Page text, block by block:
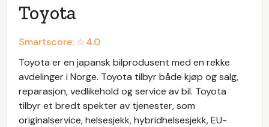
Toyota
Smartscore: ☆4.0
Toyota er en japansk bilprodusent med en rekke
avdelinger i Norge. Toyota tilbyr både kjøp og salg,
reparasjon, vedlikehold og service av bil. Toyota
tilbyr et bredt spekter av tjenester, som
originalservice, helsesjekk, hybridhelsesjekk, EU-